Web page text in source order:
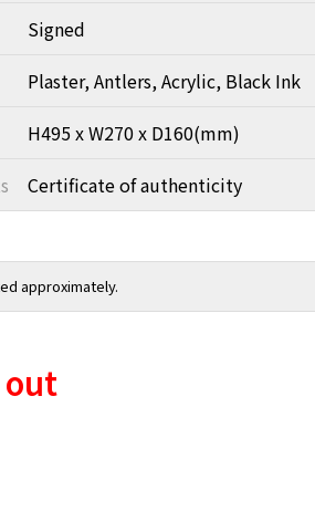
Signed
Plaster, Antlers, Acrylic, Black Ink
H495 x W270 x D160(mm)
Certificate of authenticity
approximately.